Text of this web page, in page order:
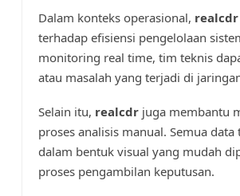
Dalam konteks operasional, realcdr
terhadap efisiensi pengelolaan
monitoring real time, tim teknis
atau masalah yang terjadi di
Selain itu, realcdrjuga membantu
proses analisis manual. Semua
dalam bentuk visual yang mudah
proses pengambilan keputusan.